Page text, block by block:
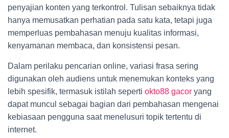
penyajian konten yang terkontrol. Tulisan sebaiknya tidak
hanya memusatkan perhatian pada satu kata, tetapi juga
memperluas pembahasan menuju kualitas informasi,
kenyamanan membaca, dan konsistensi pesan.
Dalam perilaku pencarian online, variasi frasa sering
digunakan oleh audiens untuk menemukan konteks yang
lebih spesifik, termasuk istilah seperti okto88 gacor yang
dapat muncul sebagai bagian dari pembahasan mengenai
kebiasaan pengguna saat menelusuri topik tertentu di
internet.